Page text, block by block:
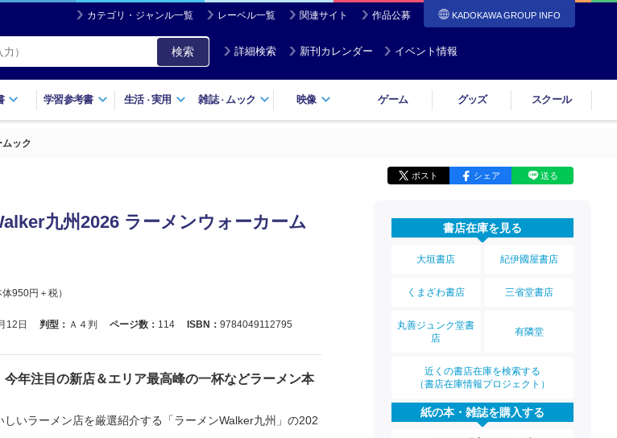
カテゴリ・ジャンル一覧 レーベル一覧 関連サイト 作品公募 KADOKAWA GROUP INFO
検索 詳細検索 新刊カレンダー イベント情報
学習参考書 生活・実用 雑誌・ ムック 映像 ゲーム グッズ スクール
ック
ポスト シェア 送る
九州2026 ラーメンウォーカーム
体950円＋税）
12日 判型： Ａ４判 ページ数： 114 ISBN： 9784049112795
今年注目の新店＆エリア最高峰の一杯などラーメン本
しいラーメン店を厳選紹介する「ラーメンWalker九州」の202
書店在庫を見る
大垣書店 紀伊國屋書店
くまざわ書店 三省堂書店
丸善ジュンク堂書
店
有隣堂
近くの書店在庫を検索する
（書店在庫情報プロジェクト）
紙の本・雑誌を購入する